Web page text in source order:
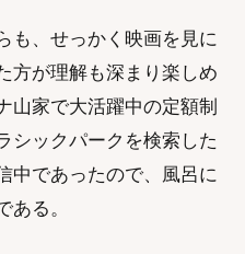
も、せっかく映画を見に
方が理解も深まり楽しめ
山家で大活躍中の定額制
シックパークを検索した
中であったので、風呂に
る。